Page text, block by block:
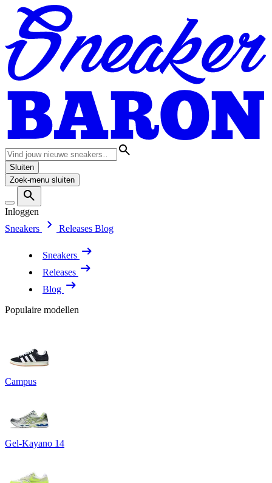
Sluiten
Zoek-menu sluiten
Inloggen
Sneakers
Releases Blog
Sneakers
Releases
Blog
Populaire modellen
Campus
Gel-Kayano 14